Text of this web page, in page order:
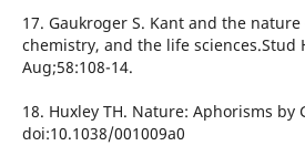
17. Gaukroger S. Kant and the
chemistry, and the life sciences.Stud
Aug;58:108-14.
18. Huxley TH. Nature: Aphorisms by
doi:10.1038/001009a0